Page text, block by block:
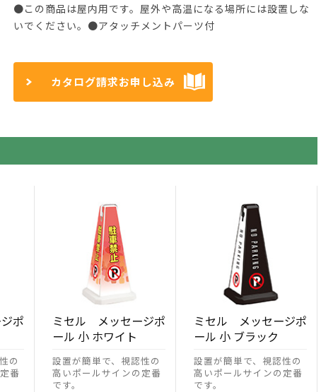
●この商品は屋内用です。屋外や高温になる場所には設置しな
いでください。●アタッチメントパーツ付
カタログ請求お申し込み
ポ
の
番
ミセル メッセージポ
ール 小 ホワイト
設置が簡単で、視認性の
高いポールサインの定番
です。
ミセル メッセージポ
ール 小 ブラック
設置が簡単で、視認性の
高いポールサインの定番
です。